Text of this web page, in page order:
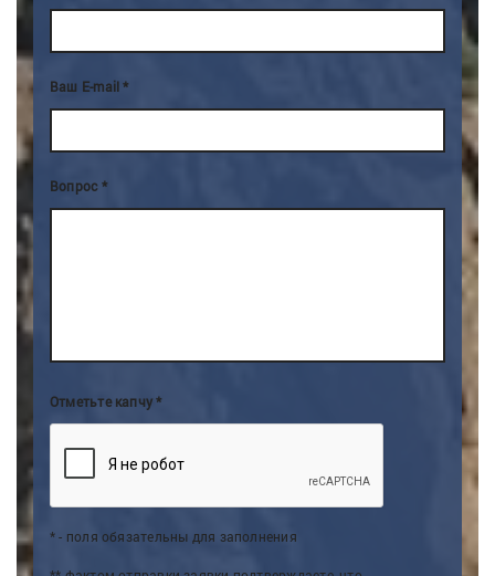
Ваш E-mail
Вопрос
Отметьте капчу *
* - поля обязательны для заполнения